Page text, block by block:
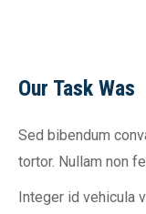
Our Task Was
Sed bibendum
tortor. Nullam non
Integer id vehicula